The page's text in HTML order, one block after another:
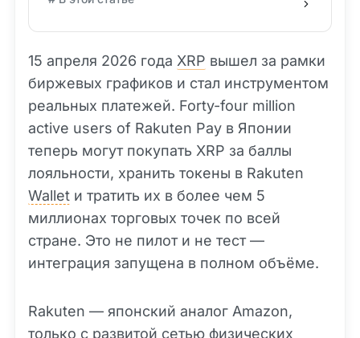
15 апреля 2026 года XRP вышел за рамки
биржевых графиков и стал инструментом
реальных платежей. Forty-four million
active users of Rakuten Pay в Японии
теперь могут покупать XRP за баллы
лояльности, хранить токены в Rakuten
Wallet и тратить их в более чем 5
миллионах торговых точек по всей
стране. Это не пилот и не тест —
интеграция запущена в полном объёме.
Rakuten — японский аналог Amazon,
только с развитой сетью физических